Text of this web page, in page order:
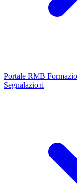
Portale RMB
Segnalazioni